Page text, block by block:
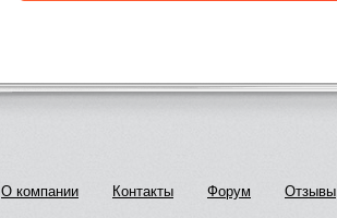
О компании Контакты Форум Отзывы